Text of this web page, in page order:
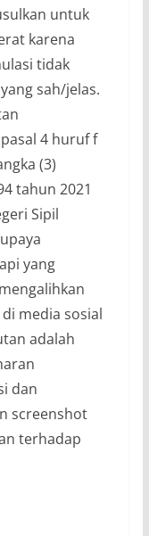
untuk
karena
tidak
sah/jelas.
4 huruf f
(3)
tahun 2021
Sipil
yang
media sosial
adalah
dan
screenshot
terhadap